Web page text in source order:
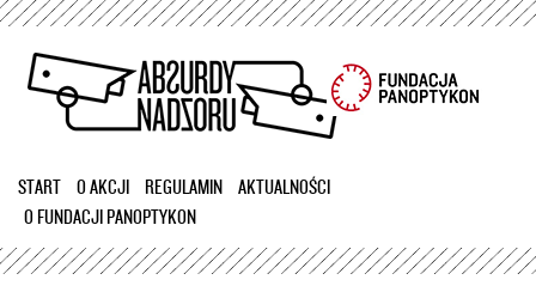
Przejdź
treści
START O AKCJI REGULAMIN
AKTUALNOŚCI
O FUNDACJI PANOPTYKON